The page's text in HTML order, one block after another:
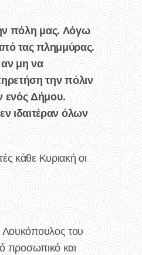
πόλη μας. Λόγω
τας πλημμύρας.
μη να
την πόλιν
ενός Δήμου.
ιδαιτέραν όλων
κάθε Κυριακή οι
του
προσωπικό και